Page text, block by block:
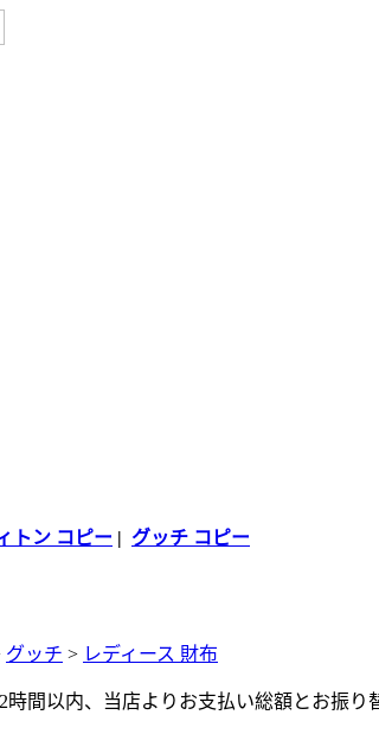
トン コピー | グッチ コピー
グッチ > レディース 財布
間以内、当店よりお支払い総額とお振り